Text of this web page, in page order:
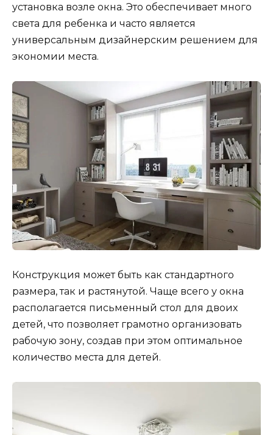
установка возле окна. Это обеспечивает много
света для ребенка и часто является
универсальным дизайнерским решением для
экономии места.
Конструкция может быть как стандартного
размера, так и растянутой. Чаще всего у окна
располагается письменный стол для двоих
детей, что позволяет грамотно организовать
рабочую зону, создав при этом оптимальное
количество места для детей.